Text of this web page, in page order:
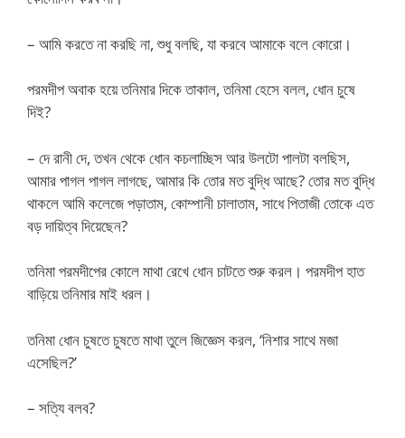
– আমি করতে না করছি না, শুধু বলছি, যা করবে আমাকে বলে কোরো।
পরমদীপ অবাক হয়ে তনিমার দিকে তাকাল, তনিমা হেসে বলল, ধোন চুষে
দিই?
– দে রানী দে, তখন থেকে ধোন কচলাচ্ছিস আর উলটো পালটা বলছিস,
আমার পাগল পাগল লাগছে, আমার কি তোর মত বুদ্ধি আছে? তোর মত বুদ্ধি
থাকলে আমি কলেজে পড়াতাম, কোম্পানী চালাতাম, সাধে পিতাজী তোকে এত
বড় দায়িত্ব দিয়েছেন?
তনিমা পরমদীপের কোলে মাথা রেখে ধোন চাটতে শুরু করল। পরমদীপ হাত
বাড়িয়ে তনিমার মাই ধরল।
তনিমা ধোন চুষতে চুষতে মাথা তুলে জিজ্ঞেস করল, ‘নিশার সাথে মজা
এসেছিল?’
– সত্যি বলব?